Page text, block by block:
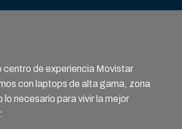
centro de experiencia Movistar
con laptops de alta gama, zona
necesario para vivir la mejor